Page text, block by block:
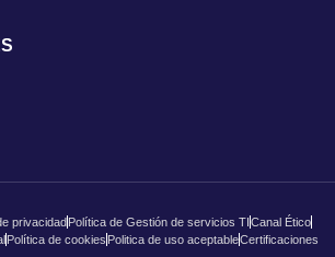
privacidad Política de Gestión de servicios TI Canal Ético
Política de cookies Politica de uso aceptableCertificaciones